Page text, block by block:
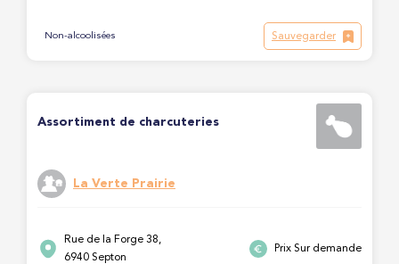
Non-alcoolisées Sauvegarder
Assortiment de charcuteries
La Verte Prairie
Rue de la Forge 38,
6940 Septon
Prix Sur demande